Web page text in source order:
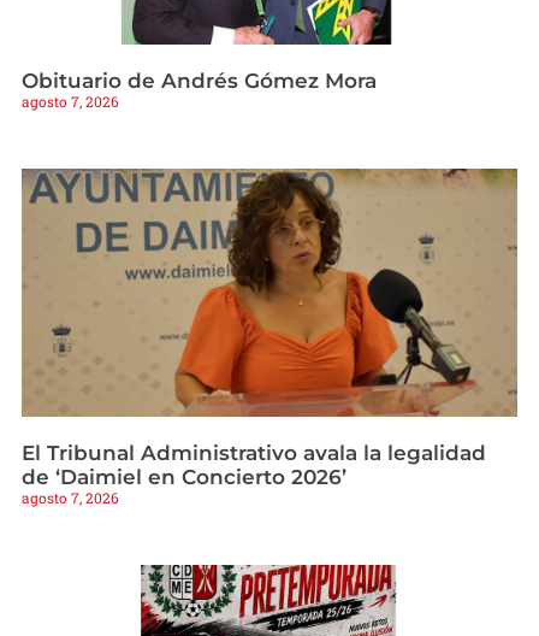
Obituario de Andrés Gómez Mora
agosto 7, 2026
El Tribunal Administrativo avala la legalidad
de ‘Daimiel en Concierto 2026’
agosto 7, 2026